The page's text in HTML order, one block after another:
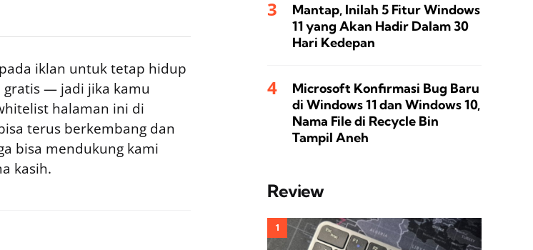
iklan untuk tetap hidup
gratis — jadi jika kamu
halaman ini di
terus berkembang dan
bisa mendukung kami
kasih.
Mantap, Inilah 5 Fitur Windows
11 yang Akan Hadir Dalam 30
Hari Kedepan
Microsoft Konfirmasi Bug Baru
di Windows 11 dan Windows 10,
Nama File di Recycle Bin
Tampil Aneh
Review